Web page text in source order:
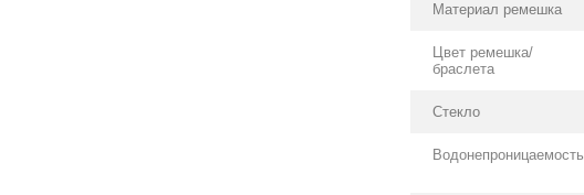
Материал ремешка
Цвет ремешка/
браслета
Стекло
Водонепроницаемость